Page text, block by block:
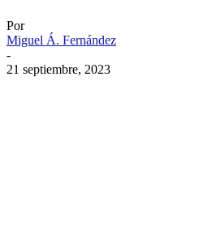
Por
Miguel Á. Fernández
-
21 septiembre, 2023